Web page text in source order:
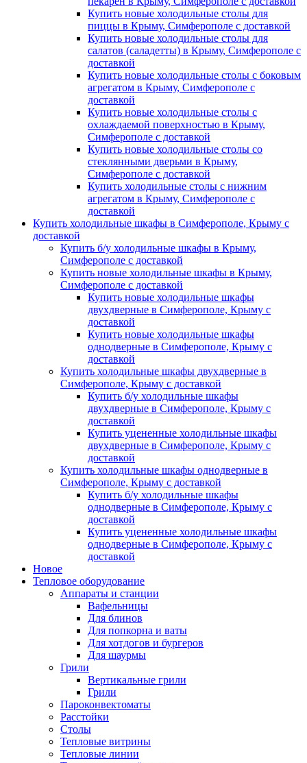
Купить новые холодильные столы для
пиццы в Крыму, Симферополе с доставкой
Купить новые холодильные столы для
салатов (саладетты) в Крыму, Симферополе с
доставкой
Купить новые холодильные столы с боковым
агрегатом в Крыму, Симферополе с
доставкой
Купить новые холодильные столы с
охлаждаемой поверхностью в Крыму,
Симферополе с доставкой
Купить новые холодильные столы со
стеклянными дверьми в Крыму,
Симферополе с доставкой
Купить холодильные столы с нижним
агрегатом в Крыму, Симферополе с
доставкой
Купить холодильные шкафы в Симферополе, Крыму с
доставкой
Купить б/у холодильные шкафы в Крыму,
Симферополе с доставкой
Купить новые холодильные шкафы в Крыму,
Симферополе с доставкой
Купить новые холодильные шкафы
двухдверные в Симферополе, Крыму с
доставкой
Купить новые холодильные шкафы
однодверные в Симферополе, Крыму с
доставкой
Купить холодильные шкафы двухдверные в
Симферополе, Крыму с доставкой
Купить б/у холодильные шкафы
двухдверные в Симферополе, Крыму с
доставкой
Купить уцененные холодильные шкафы
двухдверные в Симферополе, Крыму с
доставкой
Купить холодильные шкафы однодверные в
Симферополе, Крыму с доставкой
Купить б/у холодильные шкафы
однодверные в Симферополе, Крыму с
доставкой
Купить уцененные холодильные шкафы
однодверные в Симферополе, Крыму с
доставкой
Новое
Тепловое оборудование
Аппараты и станции
Вафельницы
Для блинов
Для попкорна и ваты
Для хотдогов и бургеров
Для шаурмы
Грили
Вертикальные грили
Грили
Пароконвектоматы
Расстойки
Столы
Тепловые витрины
Тепловые линии